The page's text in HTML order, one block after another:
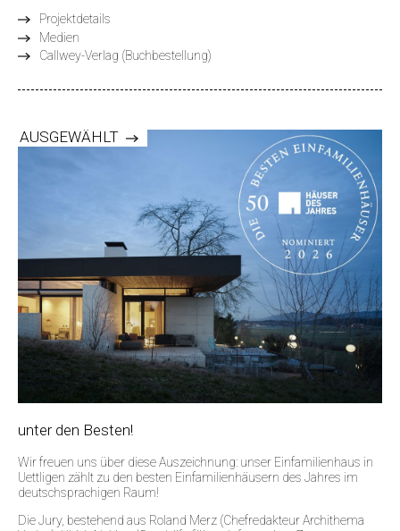
Projektdetails
Medien
Callwey-Verlag (Buchbestellung)
AUSGEWÄHLT
unter den Besten!
Wir freuen uns über diese Auszeichnung: unser Einfamilienhaus in
Uettligen zählt zu den besten Einfamilienhäusern des Jahres im
deutschsprachigen Raum!
Die Jury, bestehend aus Roland Merz (Chefredakteur Archithema